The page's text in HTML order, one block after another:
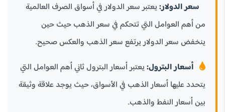
سعر الدولار:يعتبر سعر الدولار في أسواق الصرف العالمية
من أهم العوامل التي تتحكم في سعر الذهب حيث حين
ينخفض سعر الدولار يرتفع سعر الذهب والعكس صحيح.
أسعار البترول:يعتبر أسعار البترول ثاني أهم العوامل التي
يتحدد عليها أسعار الذهب في الأسواق، حيث يوجد علاقة وثيقة
بين أسعار النفط والذهب.